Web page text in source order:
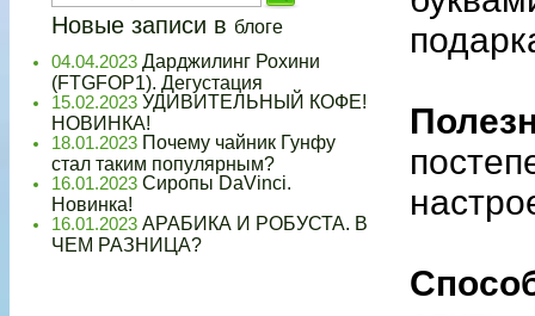
Новые записи в блоге
04.04.2023 Дарджилинг Рохини
(FTGFOP1). Дегустация
15.02.2023 УДИВИТЕЛЬНЫЙ КОФЕ!
НОВИНКА!
18.01.2023 Почему чайник Гунфу
стал таким популярным?
16.01.2023 Сиропы DaVinci.
Новинка!
16.01.2023 АРАБИКА И РОБУСТА. В
ЧЕМ РАЗНИЦА?